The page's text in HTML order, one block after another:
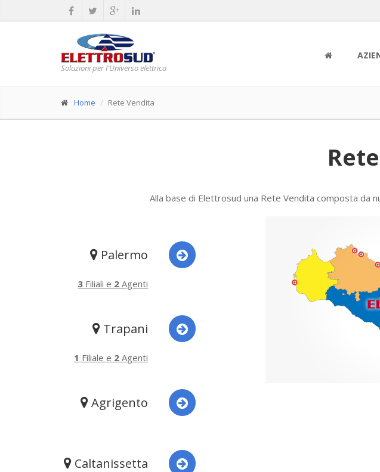
Soluzioni per l'Universo elettrico
Home Rete Vendita
Alla base di Elettrosud una Rete Vendita composta da
Palermo
3 Filiali e 2 Agenti
Trapani
1 Filiale e 2 Agenti
Agrigento
Caltanissetta